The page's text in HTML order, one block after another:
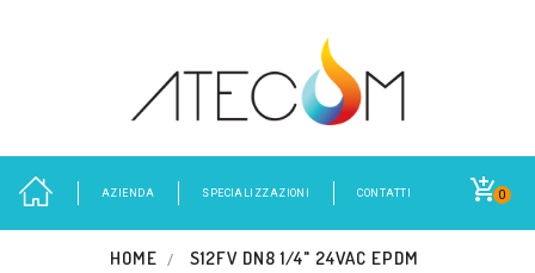
0
AZIENDA SPECIALIZZAZIONI CONTATTI
HOME S12FV DN8 1/4" 24VAC EPDM